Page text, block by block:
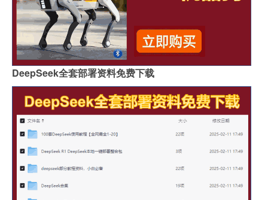
DeepSeek全套部署资料免费下载